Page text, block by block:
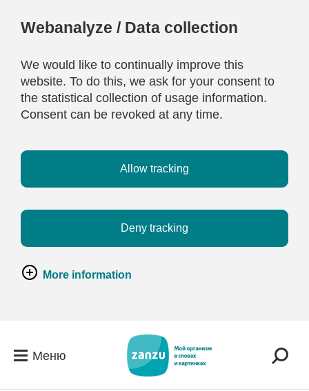
Webanalyze / Data collection
We would like to continually improve this
website. To do this, we ask for your consent to
the statistical collection of usage information.
Consent can be revoked at any time.
Allow tracking
Deny tracking
More information
Меню